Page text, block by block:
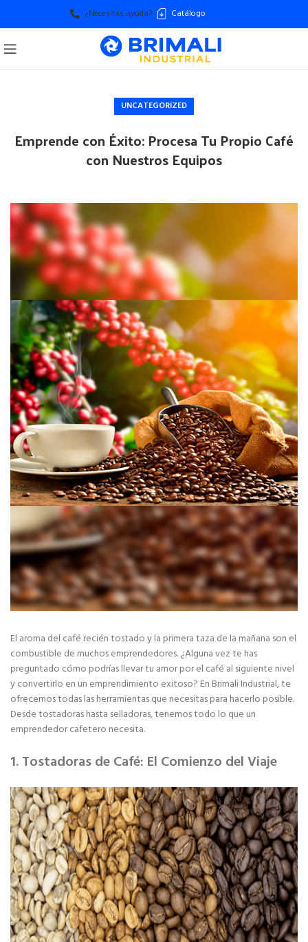
¿Necesitas ayuda? Catálogo
UNCATEGORIZED
Emprende con Éxito: Procesa Tu Propio Café
con Nuestros Equipos
El aroma del café recién tostado y la primera taza de la mañana son el
combustible de muchos emprendedores. ¿Alguna vez te has
preguntado cómo podrías llevar tu amor por el café al siguiente nivel
y convertirlo en un emprendimiento exitoso? En Brimali Industrial, te
ofrecemos todas las herramientas que necesitas para hacerlo posible.
Desde tostadoras hasta selladoras, tenemos todo lo que un
emprendedor cafetero necesita.
1. Tostadoras de Café: El Comienzo del Viaje